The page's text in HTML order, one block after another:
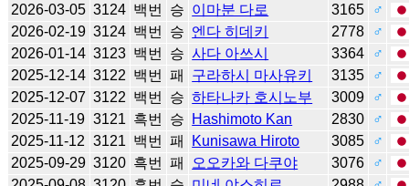
2026-03-05 3124 백번 승 이마분 다로 3165
♂
2026-02-19 3124 백번 승 엔다 히데키 2778
♂
2026-01-14 3123 백번 승 사다 아쓰시 3364
♂
2025-12-14 3122 백번 패 구라하시 마사유키 3135
♂
2025-12-07 3122 백번 승 하타나카 호시노부 3009
♂
2025-11-19 3121 흑번 승 Hashimoto Kan 2830
♂
2025-11-12 3121 백번 패 Kunisawa Hiroto 3085
♂
2025-09-29 3120 흑번 패 오오카와 다쿠야 3076
♂